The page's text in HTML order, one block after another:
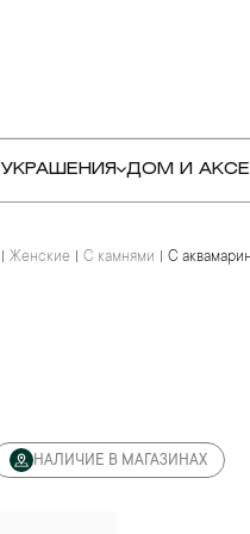
УКРАШЕНИЯ ДОМ И
Женские С камнями С
НАЛИЧИЕ В МАГАЗИНАХ